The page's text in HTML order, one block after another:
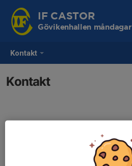
Kontakt
IF CASTOR
Gövikenhallen måndagar
Kontakt